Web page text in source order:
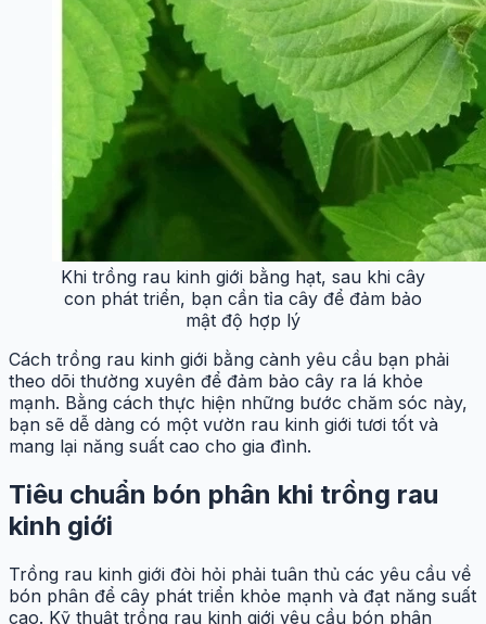
Khi trồng rau kinh giới bằng hạt, sau khi cây
con phát triển, bạn cần tỉa cây để đảm bảo
mật độ hợp lý
Cách trồng rau kinh giới bằng cành yêu cầu bạn phải
theo dõi thường xuyên để đảm bảo cây ra lá khỏe
mạnh. Bằng cách thực hiện những bước chăm sóc này,
bạn sẽ dễ dàng có một vườn rau kinh giới tươi tốt và
mang lại năng suất cao cho gia đình.
Tiêu chuẩn bón phân khi trồng rau
kinh giới
Trồng rau kinh giới đòi hỏi phải tuân thủ các yêu cầu về
bón phân để cây phát triển khỏe mạnh và đạt năng suất
cao. Kỹ thuật trồng rau kinh giới yêu cầu bón phân